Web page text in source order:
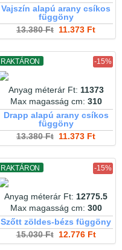
Vajszín alapú arany csíkos
függöny
13.380 Ft 11.373 Ft
RAKTÁRON -15%
Anyag méterár Ft: 11373
Max magasság cm: 310
Drapp alapú arany csíkos
függöny
13.380 Ft 11.373 Ft
RAKTÁRON -15%
Anyag méterár Ft: 12775.5
Max magasság cm: 300
Szőtt zöldes-bézs függöny
15.030 Ft12.776 Ft